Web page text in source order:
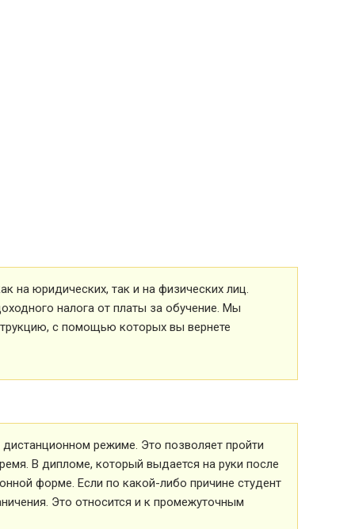
на юридических, так и на физических лиц.
налога от платы за обучение. Мы
с помощью которых вы вернете
режиме. Это позволяет пройти
В дипломе, который выдается на руки после
форме. Если по какой-либо причине студент
Это относится и к промежуточным